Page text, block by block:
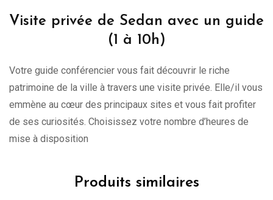
Visite privée de Sedan avec un guide
(1 à 10h)
Votre guide conférencier vous fait découvrir le riche
patrimoine de la ville à travers une visite privée. Elle/il vous
emmène au cœur des principaux sites et vous fait profiter
de ses curiosités. Choisissez votre nombre d’heures de
mise à disposition
Produits similaires